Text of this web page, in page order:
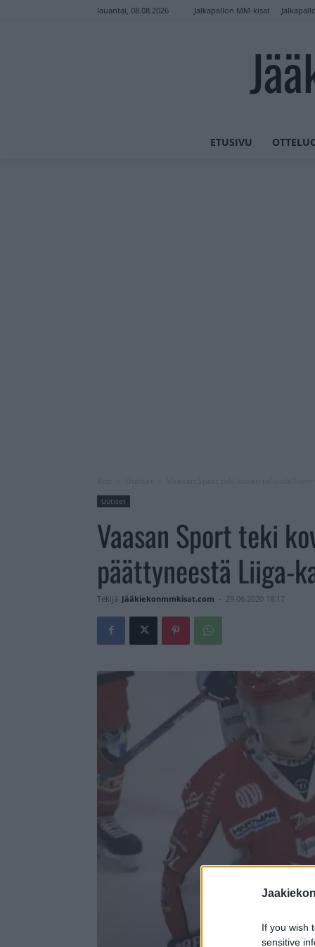
If you wish
sensitive
lauantai, 08.08.2026 Jalkapallon MM-kisat
ETUSIVU
Uutiset
Vaasan Sport teki
päättyneestä Liiga-
Tekijä Jääkiekonmmkisat.com - 29.06.2020 18:17